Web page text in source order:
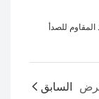
للصدأ
السابق